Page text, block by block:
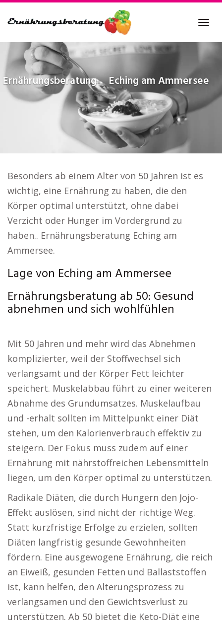
to
content
Ernährungsberatung Eching am Ammersee
Besonders ab einem Alter von 50 Jahren ist es
wichtig, eine Ernährung zu haben, die den
Körper optimal unterstützt, ohne dabei
Verzicht oder Hunger im Vordergrund zu
haben.. Ernährungsberatung Eching am
Ammersee.
Lage von Eching am Ammersee
Ernährungsberatung ab 50: Gesund
abnehmen und sich wohlfühlen
Mit 50 Jahren und mehr wird das Abnehmen
komplizierter, weil der Stoffwechsel sich
verlangsamt und der Körper Fett leichter
speichert. Muskelabbau führt zu einer weiteren
Abnahme des Grundumsatzes. Muskelaufbau
und -erhalt sollten im Mittelpunkt einer Diät
stehen, um den Kalorienverbrauch effektiv zu
steigern. Der Fokus muss zudem auf einer
Ernährung mit nährstoffreichen Lebensmitteln
liegen, um den Körper optimal zu unterstützen.
Radikale Diäten, die durch Hungern den Jojo-
Effekt auslösen, sind nicht der richtige Weg.
Statt kurzfristige Erfolge zu erzielen, sollten
Diäten langfristig gesunde Gewohnheiten
fördern. Eine ausgewogene Ernährung, die reich
an Eiweiß, gesunden Fetten und Ballaststoffen
ist, kann helfen, den Alterungsprozess zu
verlangsamen und den Gewichtsverlust zu
unterstützen. Ab 50 bietet die Keto-Diät eine